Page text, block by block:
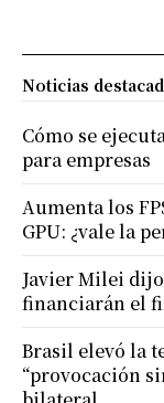
Noticias
Cómo se
para empresas
Aumenta los
GPU: ¿vale la
Javier Milei
financiarán el
Brasil elevó la
“provocación